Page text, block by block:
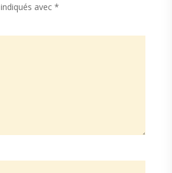
avec *